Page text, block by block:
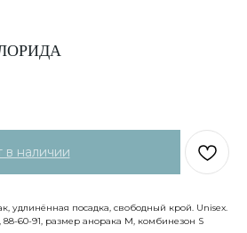
удлинённая посадка, свободный крой. Unisex.
88-60-91, размер анорака М, комбинезон S